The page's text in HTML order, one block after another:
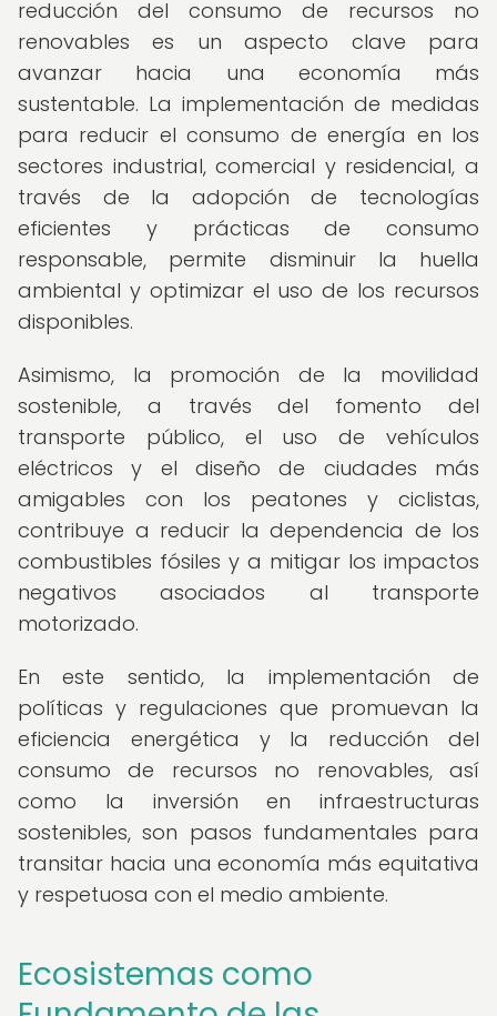
reducción del consumo de recursos no
renovables es un aspecto clave para
avanzar hacia una economía más
sustentable. La implementación de medidas
para reducir el consumo de energía en los
sectores industrial, comercial y residencial, a
través de la adopción de tecnologías
eficientes y prácticas de consumo
responsable, permite disminuir la huella
ambiental y optimizar el uso de los recursos
disponibles.
Asimismo, la promoción de la movilidad
sostenible, a través del fomento del
transporte público, el uso de vehículos
eléctricos y el diseño de ciudades más
amigables con los peatones y ciclistas,
contribuye a reducir la dependencia de los
combustibles fósiles y a mitigar los impactos
negativos asociados al transporte
motorizado.
En este sentido, la implementación de
políticas y regulaciones que promuevan la
eficiencia energética y la reducción del
consumo de recursos no renovables, así
como la inversión en infraestructuras
sostenibles, son pasos fundamentales para
transitar hacia una economía más equitativa
y respetuosa con el medio ambiente.
Ecosistemas como